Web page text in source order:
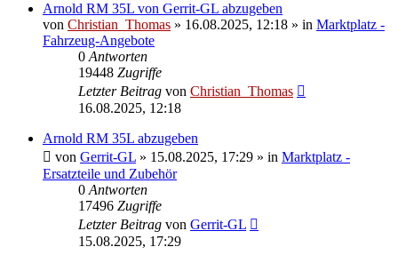
Arnold RM 35L von Gerrit-GL abzugeben
von Christian_Thomas » 16.08.2025, 12:18 » in Marktplatz -
Fahrzeug-Angebote
0Antworten
19448 Zugriffe
Letzter Beitrag von Christian_Thomas
16.08.2025, 12:18
Arnold RM 35L abzugeben
von Gerrit-GL » 15.08.2025, 17:29 » in Marktplatz -
Ersatzteile und Zubehör
0Antworten
17496 Zugriffe
Letzter Beitrag von Gerrit-GL
15.08.2025, 17:29